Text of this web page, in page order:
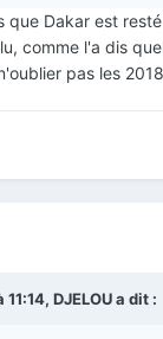
que Dakar est
comme l'a dis
pas les
DJELOUa dit :